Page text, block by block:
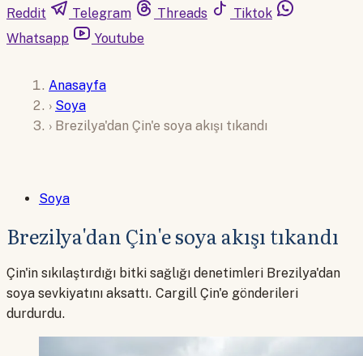
Reddit
Telegram Threads
Tiktok
Whatsapp
Youtube
Anasayfa
› Soya
› Brezilya'dan Çin'e soya akışı tıkandı
Soya
Brezilya'dan Çin'e soya akışı tıkandı
Çin'in sıkılaştırdığı bitki sağlığı denetimleri Brezilya'dan
soya sevkiyatını aksattı. Cargill Çin'e gönderileri
durdurdu.